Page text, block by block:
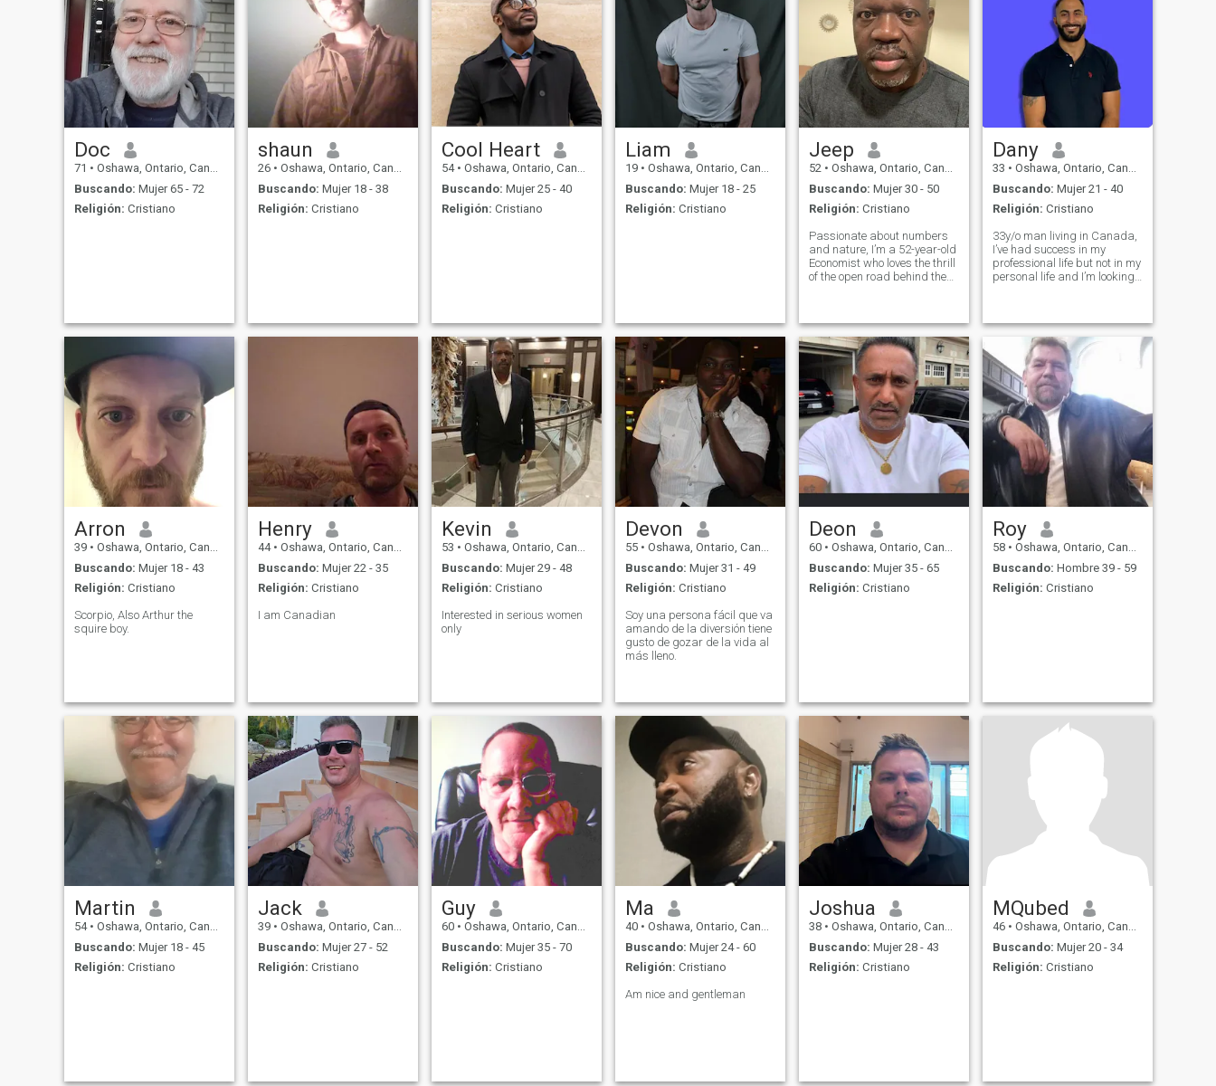
Doc
71 • Oshawa, Ontario, Canadá
Buscando: Mujer 65 - 72
Religión: Cristiano
shaun
26 • Oshawa, Ontario, Canadá
Buscando: Mujer 18 - 38
Religión: Cristiano
Cool Heart
54 • Oshawa, Ontario, Canadá
Buscando: Mujer 25 - 40
Religión: Cristiano
Liam
19 • Oshawa, Ontario, Canadá
Buscando: Mujer 18 - 25
Religión: Cristiano
Jeep
52 • Oshawa, Ontario, Canadá
Buscando: Mujer 30 - 50
Religión: Cristiano
Passionate about numbers
and nature, I’m a 52-year-old
Economist who loves the thrill
of the open road behind the
blend of practicality and
dreams.
Dany
33 • Oshawa, Ontario, Canadá
Buscando: Mujer 21 - 40
Religión: Cristiano
33y/o man living in Canada,
I’ve had success in my
professional life but not in my
personal life and I’m looking
outdoors.
Arron
39 • Oshawa, Ontario, Canadá
Buscando: Mujer 18 - 43
Religión: Cristiano
Scorpio, Also Arthur the
squire boy.
Henry
44 • Oshawa, Ontario, Canadá
Buscando: Mujer 22 - 35
Religión: Cristiano
I am Canadian
Kevin
53 • Oshawa, Ontario, Canadá
Buscando: Mujer 29 - 48
Religión: Cristiano
Interested in serious women
only
Devon
55 • Oshawa, Ontario, Canadá
Buscando: Mujer 31 - 49
Religión: Cristiano
Soy una persona fácil que va
amando de la diversión tiene
gusto de gozar de la vida al
más lleno.
Deon
60 • Oshawa, Ontario, Canadá
Buscando: Mujer 35 - 65
Religión: Cristiano
Roy
58 • Oshawa, Ontario, Canadá
Buscando: Hombre 39 - 59
Religión: Cristiano
Martin
54 • Oshawa, Ontario, Canadá
Buscando: Mujer 18 - 45
Religión: Cristiano
Jack
39 • Oshawa, Ontario, Canadá
Buscando: Mujer 27 - 52
Religión: Cristiano
Guy
60 • Oshawa, Ontario, Canadá
Buscando: Mujer 35 - 70
Religión: Cristiano
Ma
40 • Oshawa, Ontario, Canadá
Buscando: Mujer 24 - 60
Religión: Cristiano
Am nice and gentleman
Joshua
38 • Oshawa, Ontario, Canadá
Buscando: Mujer 28 - 43
Religión: Cristiano
MQubed
46 • Oshawa, Ontario, Canadá
Buscando: Mujer 20 - 34
Religión: Cristiano